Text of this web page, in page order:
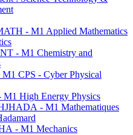
- M1 Applied Mathematics
- M1 Chemistry and
CPS - Cyber Physical
M1 High Energy Physics
- M1 Mathematiques
- M1 Mechanics